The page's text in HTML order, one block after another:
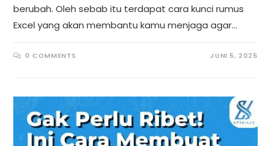
berubah. Oleh sebab itu terdapat cara kunci rumus
Excel yang akan membantu kamu menjaga agar…
0 COMMENTS JUNI 5, 2025